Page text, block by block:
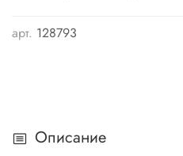
арт. 128793
Описание